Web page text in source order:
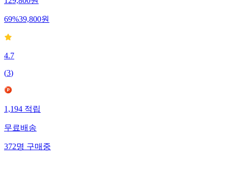
129,800원
69%39,800원
4.7
(3)
1,194적립
무료배송
372명구매중